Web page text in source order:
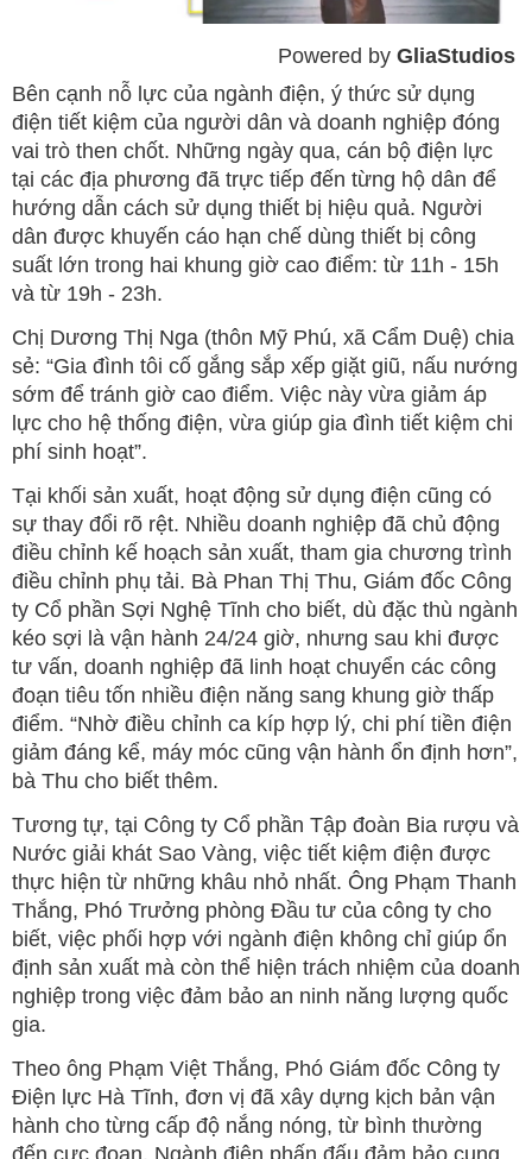
Powered by GliaStudios
Bên cạnh nỗ lực của ngành điện, ý thức sử dụng
điện tiết kiệm của người dân và doanh nghiệp đóng
vai trò then chốt. Những ngày qua, cán bộ điện lực
tại các địa phương đã trực tiếp đến từng hộ dân để
hướng dẫn cách sử dụng thiết bị hiệu quả. Người
dân được khuyến cáo hạn chế dùng thiết bị công
suất lớn trong hai khung giờ cao điểm: từ 11h - 15h
và từ 19h - 23h.
Chị Dương Thị Nga (thôn Mỹ Phú, xã Cẩm Duệ) chia
sẻ: “Gia đình tôi cố gắng sắp xếp giặt giũ, nấu nướng
sớm để tránh giờ cao điểm. Việc này vừa giảm áp
lực cho hệ thống điện, vừa giúp gia đình tiết kiệm chi
phí sinh hoạt”.
Tại khối sản xuất, hoạt động sử dụng điện cũng có
sự thay đổi rõ rệt. Nhiều doanh nghiệp đã chủ động
điều chỉnh kế hoạch sản xuất, tham gia chương trình
điều chỉnh phụ tải. Bà Phan Thị Thu, Giám đốc Công
ty Cổ phần Sợi Nghệ Tĩnh cho biết, dù đặc thù ngành
kéo sợi là vận hành 24/24 giờ, nhưng sau khi được
tư vấn, doanh nghiệp đã linh hoạt chuyển các công
đoạn tiêu tốn nhiều điện năng sang khung giờ thấp
điểm. “Nhờ điều chỉnh ca kíp hợp lý, chi phí tiền điện
giảm đáng kể, máy móc cũng vận hành ổn định hơn”,
bà Thu cho biết thêm.
Tương tự, tại Công ty Cổ phần Tập đoàn Bia rượu và
Nước giải khát Sao Vàng, việc tiết kiệm điện được
thực hiện từ những khâu nhỏ nhất. Ông Phạm Thanh
Thắng, Phó Trưởng phòng Đầu tư của công ty cho
biết, việc phối hợp với ngành điện không chỉ giúp ổn
định sản xuất mà còn thể hiện trách nhiệm của doanh
nghiệp trong việc đảm bảo an ninh năng lượng quốc
gia.
Theo ông Phạm Việt Thắng, Phó Giám đốc Công ty
Điện lực Hà Tĩnh, đơn vị đã xây dựng kịch bản vận
hành cho từng cấp độ nắng nóng, từ bình thường
đến cực đoan. Ngành điện phấn đấu đảm bảo cung